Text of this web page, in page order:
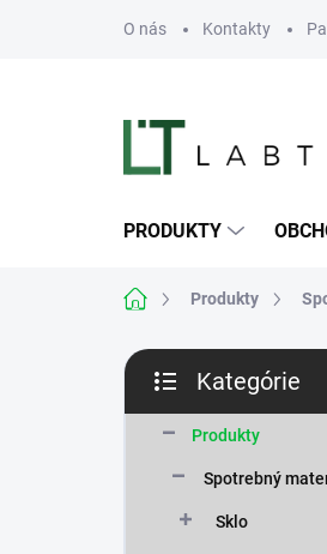
O nás Kontakty
PRODUKTY
DomovProdukty
B
č
kategórie
Kategórie
Produkty
Spotrebný
Sklo